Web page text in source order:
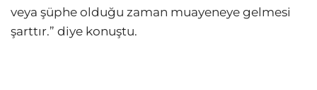
veya şüphe olduğu zaman muayeneye gelmesi
şarttır.” diye konuştu.